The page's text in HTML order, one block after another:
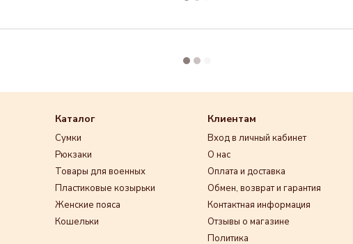
Каталог
Сумки
Рюкзаки
Товары для военных
Пластиковые козырьки
Женские пояса
Кошельки
Клиентам
Вход в личный кабинет
О нас
Оплата и доставка
Обмен, возврат и гарантия
Контактная информация
Отзывы о магазине
Политика